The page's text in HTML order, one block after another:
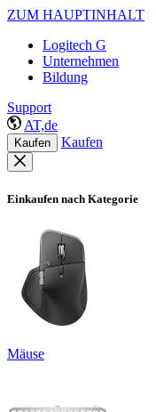
ZUM HAUPTINHALT
Logitech G
Unternehmen
Bildung
Support
AT,de
Kaufen Kaufen
Einkaufen nach Kategorie
Mäuse